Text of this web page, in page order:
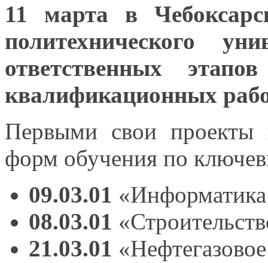
11 марта в
политехнического
ответственных
квалификационных
Первыми свои проекты
форм обучения по
09.03.01
08.03.01
21.03.01